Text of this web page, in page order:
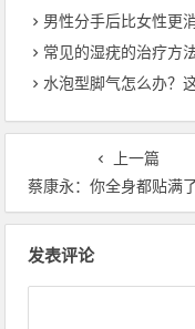
男性分手后比女性更
常见的湿疣的治疗方
水泡型脚气怎么办？
上一篇
蔡康永：你全身都贴满了”应该”的标签
发表评论